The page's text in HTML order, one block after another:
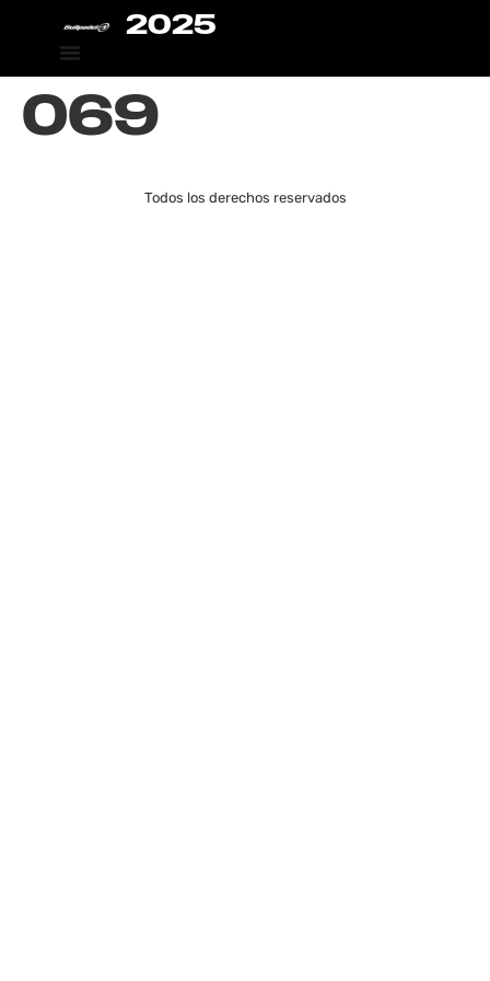
2025
069
Todos los derechos reservados